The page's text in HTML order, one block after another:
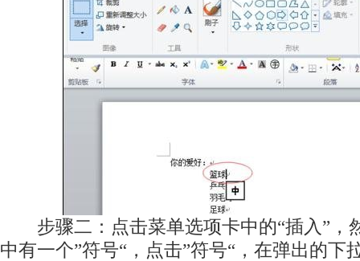
步骤二：点击菜单选项卡中的“插入”，
中有一个”符号“，点击”符号“，在弹出的下